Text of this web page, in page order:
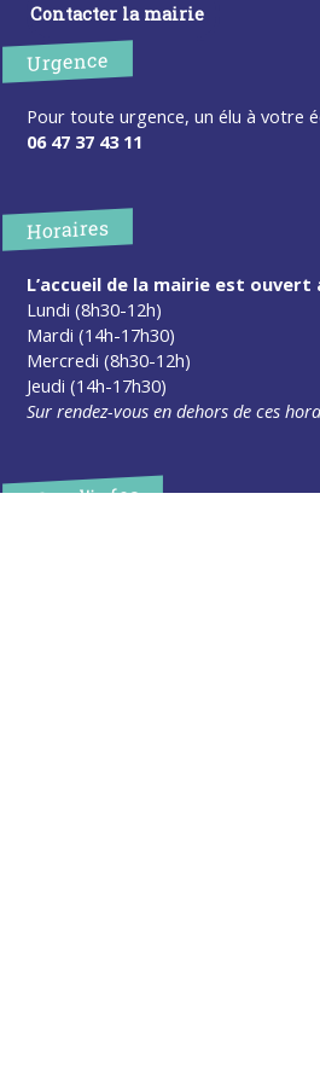
Contacter la mairie
Urgence
Pour toute urgence, un élu à votre
06 47 37 43 11
Horaires
L’accueil de la mairie est ouvert
Lundi (8h30-12h)
Mardi (14h-17h30)
Mercredi (8h30-12h)
Jeudi (14h-17h30)
Sur rendez-vous en dehors de ces
Plus d’infos